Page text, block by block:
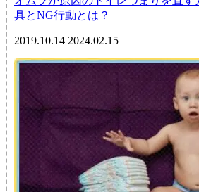
具とNG行動とは？
2019.10.14 2024.02.15